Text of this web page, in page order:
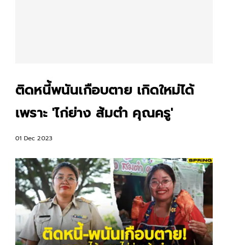
ติดหนี้พนันเกือบตาย เกิดใหม่ได้
เพราะ 'ไก่ย่าง ส้มตำ คุณครู'
01 Dec 2023